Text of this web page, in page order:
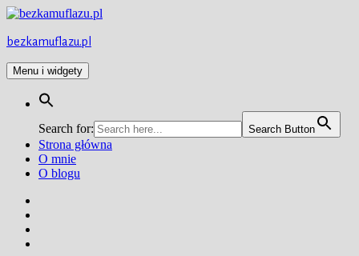
Przejdź
treści
bezkamuflazu.pl
Menu i widgety
Search for: Search Button
Strona główna
O mnie
O blogu